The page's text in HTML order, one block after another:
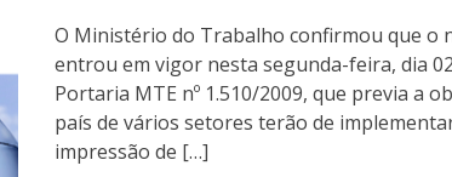
O Ministério do Trabalho confirmou que o
entrou em vigor nesta segunda-feira, dia
Portaria MTE nº 1.510/2009, que previa a
país de vários setores terão de
impressão de […]